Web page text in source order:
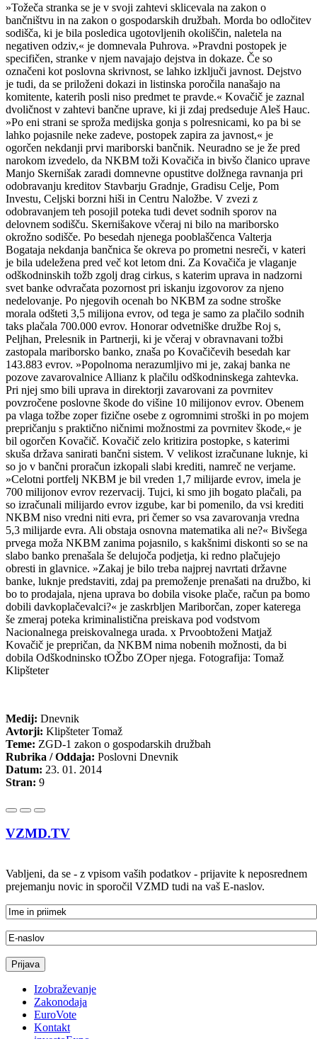
»Tožeča stranka se je v svoji zahtevi sklicevala na zakon o
bančništvu in na zakon o gospodarskih družbah. Morda bo odločitev
sodišča, ki je bila posledica ugotovljenih okoliščin, naletela na
negativen odziv,« je domnevala Puhrova. »Pravdni postopek je
specifičen, stranke v njem navajajo dejstva in dokaze. Če so
označeni kot poslovna skrivnost, se lahko izključi javnost. Dejstvo
je tudi, da se priloženi dokazi in listinska poročila nanašajo na
komitente, katerih posli niso predmet te pravde.« Kovačič je zaznal
dvoličnost v zahtevi bančne uprave, ki ji zdaj predseduje Aleš Hauc.
»Po eni strani se sproža medijska gonja s polresnicami, ko pa bi se
lahko pojasnile neke zadeve, postopek zapira za javnost,« je
ogorčen nekdanji prvi mariborski bančnik. Neuradno se je že pred
narokom izvedelo, da NKBM toži Kovačiča in bivšo članico uprave
Manjo Skernišak zaradi domnevne opustitve dolžnega ravnanja pri
odobravanju kreditov Stavbarju Gradnje, Gradisu Celje, Pom
Investu, Celjski borzni hiši in Centru Naložbe. V zvezi z
odobravanjem teh posojil poteka tudi devet sodnih sporov na
delovnem sodišču. Skernišakove včeraj ni bilo na mariborsko
okrožno sodišče. Po besedah njenega pooblaščenca Valterja
Bogataja nekdanja bančnica še okreva po prometni nesreči, v kateri
je bila udeležena pred več kot letom dni. Za Kovačiča je vlaganje
odškodninskih tožb zgolj drag cirkus, s katerim uprava in nadzorni
svet banke odvračata pozornost pri iskanju izgovorov za njeno
nedelovanje. Po njegovih ocenah bo NKBM za sodne stroške
morala odšteti 3,5 milijona evrov, od tega je samo za plačilo sodnih
taks plačala 700.000 evrov. Honorar odvetniške družbe Roj s,
Peljhan, Prelesnik in Partnerji, ki je včeraj v obravnavani tožbi
zastopala mariborsko banko, znaša po Kovačičevih besedah kar
143.883 evrov. »Popolnoma nerazumljivo mi je, zakaj banka ne
pozove zavarovalnice Allianz k plačilu odškodninskega zahtevka.
Pri njej smo bili uprava in direktorji zavarovani za povrnitev
povzročene poslovne škode do višine 10 milijonov evrov. Obenem
pa vlaga tožbe zoper fizične osebe z ogromnimi stroški in po mojem
prepričanju s praktično ničnimi možnostmi za povrnitev škode,« je
bil ogorčen Kovačič. Kovačič zelo kritizira postopke, s katerimi
skuša država sanirati bančni sistem. V velikost izračunane luknje, ki
so jo v bančni proračun izkopali slabi krediti, namreč ne verjame.
»Celotni portfelj NKBM je bil vreden 1,7 milijarde evrov, imela je
700 milijonov evrov rezervacij. Tujci, ki smo jih bogato plačali, pa
so izračunali milijardo evrov izgube, kar bi pomenilo, da vsi krediti
NKBM niso vredni niti evra, pri čemer so vsa zavarovanja vredna
5,3 milijarde evra. Ali obstaja osnovna matematika ali ne?« Bivšega
prvega moža NKBM zanima pojasnilo, s kakšnimi diskonti so se na
slabo banko prenašala še delujoča podjetja, ki redno plačujejo
obresti in glavnice. »Zakaj je bilo treba najprej navrtati državne
banke, luknje predstaviti, zdaj pa premoženje prenašati na družbo, ki
bo to prodajala, njena uprava bo dobila visoke plače, račun pa bomo
dobili davkoplačevalci?« je zaskrbljen Mariborčan, zoper katerega
še zmeraj poteka kriminalistična preiskava pod vodstvom
Nacionalnega preiskovalnega urada. x Prvoobtoženi Matjaž
Kovačič je prepričan, da NKBM nima nobenih možnosti, da bi
dobila Odškodninsko tOŽbo ZOper njega. Fotografija: Tomaž
Klipšteter
Medij: Dnevnik
Avtorji: Klipšteter Tomaž
Teme: ZGD-1 zakon o gospodarskih družbah
Rubrika / Oddaja: Poslovni Dnevnik
Datum: 23. 01. 2014
Stran: 9
VZMD.TV
Vabljeni, da se - z vpisom vaših podatkov - prijavite k neposrednem
prejemanju novic in sporočil VZMD tudi na vaš E-naslov.
Izobraževanje
Zakonodaja
EuroVote
Kontakt